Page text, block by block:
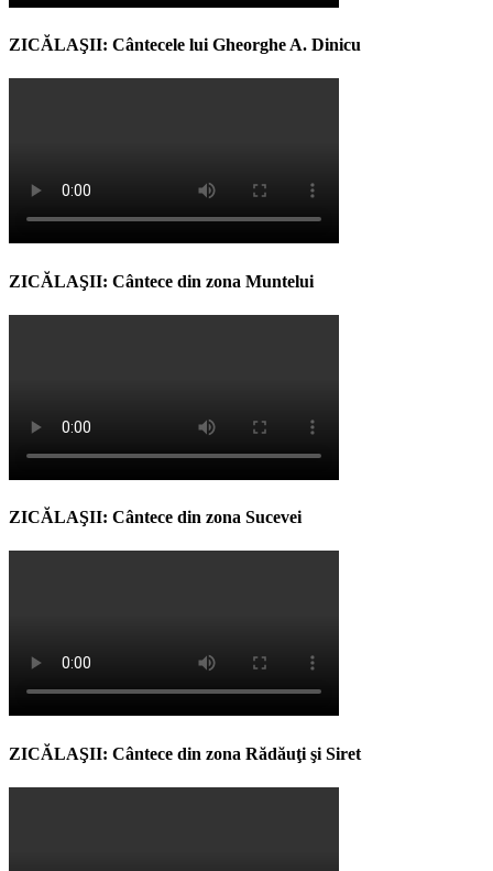
ZICĂLAŞII: Cântecele lui Gheorghe A. Dinicu
ZICĂLAŞII: Cântece din zona Muntelui
ZICĂLAŞII: Cântece din zona Sucevei
ZICĂLAŞII: Cântece din zona Rădăuţi şi Siret